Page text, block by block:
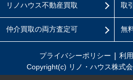
リノハウス不動産買取
仲介買取の両方査定可
取
無
プライバシーポリシー 利
Copyright(c) リノ・ハウス株式